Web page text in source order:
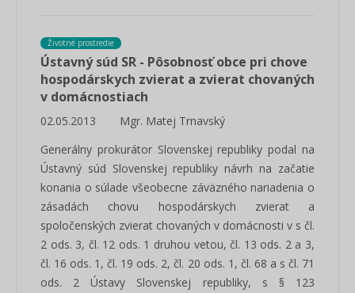
Životné prostredie
Ústavný súd SR - Pôsobnosť obce pri chove
hospodárskych zvierat a zvierat chovaných
v domácnostiach
02.05.2013
Mgr. Matej Trnavský
Generálny prokurátor Slovenskej republiky podal na
Ústavný súd Slovenskej republiky návrh na začatie
konania o súlade všeobecne záväzného nariadenia o
zásadách chovu hospodárskych zvierat a
spoločenských zvierat chovaných v domácnosti v s čl.
2 ods. 3, čl. 12 ods. 1 druhou vetou, čl. 13 ods. 2 a 3,
čl. 16 ods. 1, čl. 19 ods. 2, čl. 20 ods. 1, čl. 68 a s čl. 71
ods. 2 Ústavy Slovenskej republiky, s § 123